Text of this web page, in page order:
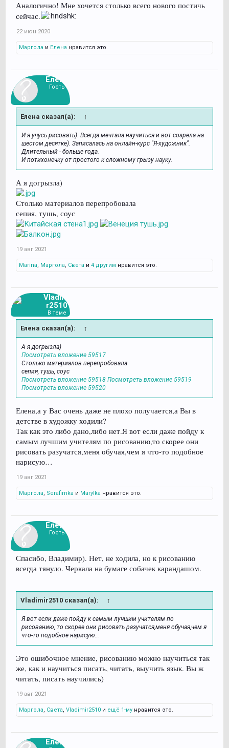
Аналогично! Мне хочется столько всего нового постичь
сейчас.
22 июн 2020
Маргола и Елена нравится это.
Елена
Гость
Елена сказал(а): ↑
И я учусь рисовать). Всегда мечтала научиться и вот созрела на
шестом десятке). Записалась на онлайн-курс "Я-художник".
Длительный - больше года.
И потихонечку от простого к сложному грызу науку.
А я догрызла)
Столько материалов перепробовала
сепия, тушь, соус
19 авг 2021
Marina, Маргола, Света и 4 другим нравится это.
Vladimi
r2510
В теме
Елена сказал(а): ↑
А я догрызла)
Посмотреть вложение 59517
Столько материалов перепробовала
сепия, тушь, соус
Посмотреть вложение 59518 Посмотреть вложение 59519
Посмотреть вложение 59520
Елена,а у Вас очень даже не плохо получается,а Вы в
детстве в художку ходили?
Так как это либо дано,либо нет.Я вот если даже пойду к
самым лучшим учителям по рисованию,то скорее они
рисовать разучатся,меня обучая,чем я что-то подобное
нарисую…
19 авг 2021
Маргола Serafimka и Marylka нравится это.
Елена
Гость
Спасибо, Владимир). Нет, не ходила, но к рисованию
всегда тянуло. Черкала на бумаге собачек карандашом.
Vladimir2510 сказал(а): ↑
Я вот если даже пойду к самым лучшим учителям по
рисованию, то скорее они рисовать разучатся,меня обучая,чем я
что-то подобное нарисую…
Это ошибочное мнение, рисованию можно научиться так
же, как и научиться писать, читать, выучить язык. Вы ж
читать, писать научились)
19 авг 2021
Маргола, Света, Vladimir2510 и ещё 1-му нравится это.
Елена